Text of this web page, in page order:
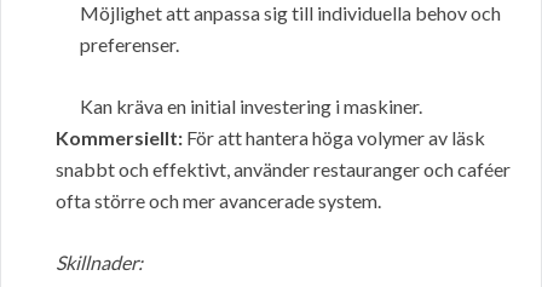
Möjlighet att anpassa sig till individuella behov och
preferenser.
Kan kräva en initial investering i maskiner.
Kommersiellt: För att hantera höga volymer av läsk
snabbt och effektivt, använder restauranger och caféer
ofta större och mer avancerade system.
Skillnader: